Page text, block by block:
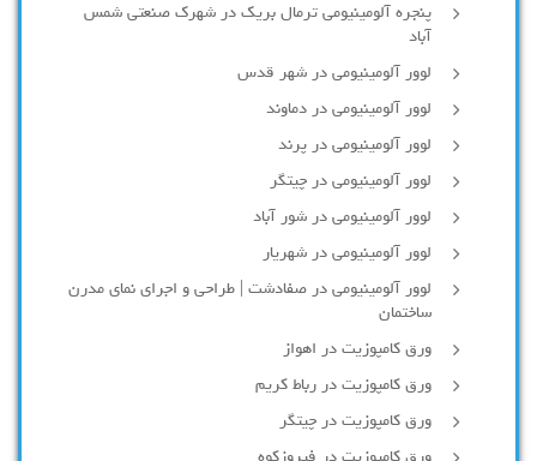
پنجره آلومینیومی ترمال بریک در شهرک صنعتی شمس
آباد
لوور آلومینیومی در شهر قدس
لوور آلومینیومی در دماوند
لوور آلومینیومی در پرند
لوور آلومینیومی در چیتگر
لوور آلومینیومی در شور آباد
لوور آلومينيومي در شهريار
لوور آلومینیومی در صفادشت | طراحی و اجرای نمای مدرن
ساختمان
ورق کامپوزیت در اهواز
ورق کامپوزیت در رباط کریم
ورق کامپوزیت در چیتگر